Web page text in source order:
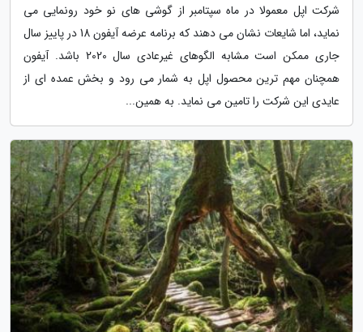
شرکت اپل معمولا در ماه سپتامبر از گوشی های نو خود رونمایی می
نماید، اما شایعات نشان می دهند که برنامه عرضه آیفون 18 در پاییز سال
جاری ممکن است مشابه الگوهای غیرعادی سال 2020 باشد. آیفون
همچنان مهم ترین محصول اپل به شمار می رود و بخش عمده ای از
عایدی این شرکت را تامین می نماید. به همین...